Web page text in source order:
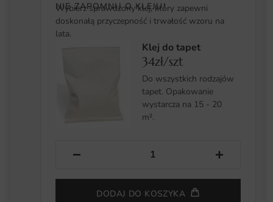
NIE ZAPOMNIJ O KLEJU!
Wybierz sprawdzony klej, który zapewni
doskonałą przyczepność i trwałość wzoru na
lata.
Klej do tapet
34zł/szt
Do wszystkich rodzajów
tapet. Opakowanie
wystarcza na 15 - 20
m².
− +
DODAJ DO KOSZYKA